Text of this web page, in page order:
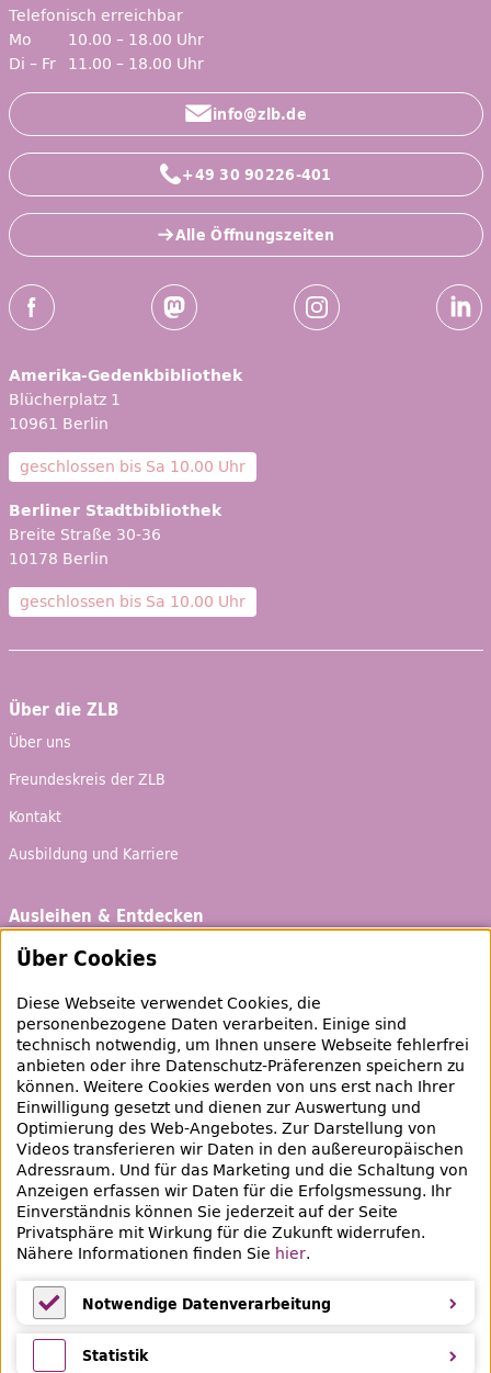
Telefonisch erreichbar
Mo
10.00 – 18.00 Uhr
Di – Fr 11.00 – 18.00 Uhr
info@zlb.de
+49 30 90226-401
Alle Öffnungszeiten
Social-Media Kanäle der ZLB
Facebook Mastodon Instagram
Amerika-Gedenkbibliothek
Blücherplatz 1
10961 Berlin
geschlossen bis Sa 10.00 Uhr
Berliner Stadtbibliothek
Breite Straße 30-36
10178 Berlin
geschlossen bis Sa 10.00 Uhr
Über die ZLB
Über uns
Freundeskreis der ZLB
Kontakt
Ausbildung und Karriere
Ausleihen & Entdecken
Schaufenster
Bibliotheksausweis
Highlights
Veranstaltungen & Lernangebote
Veranstaltungsübersicht
Lern- und Beratungsangebote
Eltern & Kinder
Ferien
Medientipps und Angebote
Über Cookies
Diese Webseite verwendet Cookies, die
personenbezogene Daten verarbeiten. Einige sind
technisch notwendig, um Ihnen unsere Webseite fehlerfrei
anbieten oder ihre Datenschutz-Präferenzen speichern zu
können. Weitere Cookies werden von uns erst nach Ihrer
Einwilligung gesetzt und dienen zur Auswertung und
Optimierung desWeb-Angebotes. Zur Darstellung von
Videos transferieren wir Daten in den außereuropäischen
Adressraum. Und für das Marketing und die Schaltung von
Anzeigen erfassen wir Daten für die Erfolgsmessung. Ihr
Einverständnis können Sie jederzeit auf der Seite
Privatsphäre mit Wirkung für die Zukunft widerrufen.
Nähere Informationen finden Sie hier.
Notwendige Datenverarbeitung
Notwendige Datenverarbeitung
Statistik